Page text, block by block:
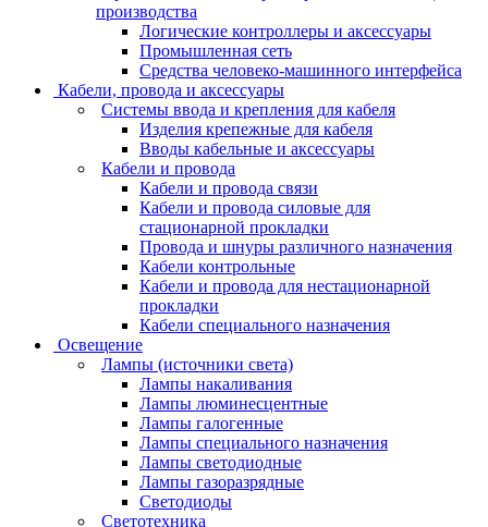
производства
Логические контроллеры и аксессуары
Промышленная сеть
Средства человеко-машинного интерфейса
Кабели, провода и аксессуары
Системы ввода и крепления для кабеля
Изделия крепежные для кабеля
Вводы кабельные и аксессуары
Кабели и провода
Кабели и провода связи
Кабели и провода силовые для
стационарной прокладки
Провода и шнуры различного назначения
Кабели контрольные
Кабели и провода для нестационарной
прокладки
Кабели специального назначения
Освещение
Лампы (источники света)
Лампы накаливания
Лампы люминесцентные
Лампы галогенные
Лампы специального назначения
Лампы светодиодные
Лампы газоразрядные
Светодиоды
Светотехника